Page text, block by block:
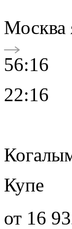
Москва
56:16
22:16
Купе
от 16